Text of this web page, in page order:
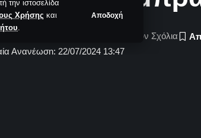
την ιστοσελίδα
Χρήσης και
.
Αποδοχή
Ανανέωση: 22/07/2024 13:47
Δεν υπάρχουν Σχόλια